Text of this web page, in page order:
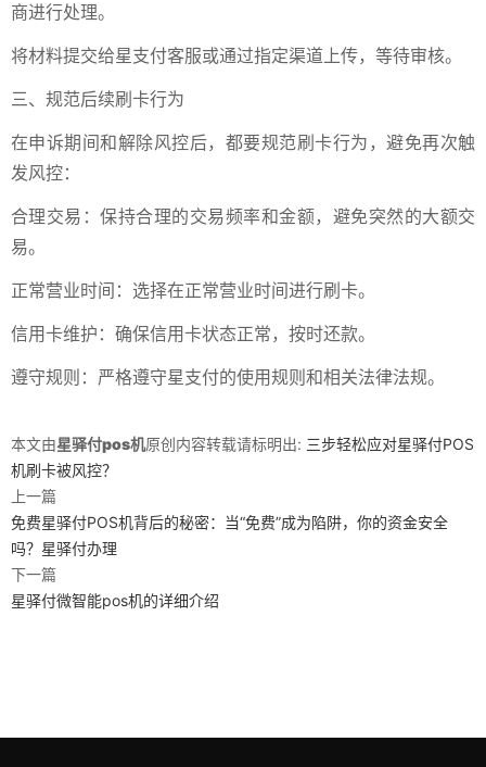
商进行处理。
将材料提交给星支付客服或通过指定渠道上传，等待审核。
三、规范后续刷卡行为
在申诉期间和解除风控后，都要规范刷卡行为，避免再次触
发风控：
合理交易：保持合理的交易频率和金额，避免突然的大额交
易。
正常营业时间：选择在正常营业时间进行刷卡。
信用卡维护：确保信用卡状态正常，按时还款。
遵守规则：严格遵守星支付的使用规则和相关法律法规。
本文由星驿付pos机原创内容转载请标明出: 三步轻松应对星驿付POS
机刷卡被风控？
上一篇
免费星驿付POS机背后的秘密：当“免费”成为陷阱，你的资金安全
吗？星驿付办理
下一篇
星驿付微智能pos机的详细介绍